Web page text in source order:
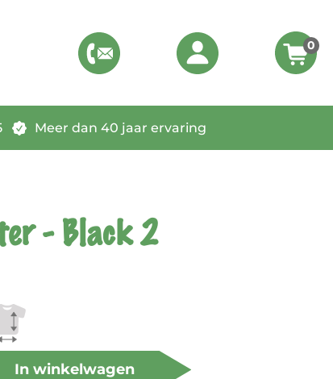
0
Meer dan 40 jaar ervaring
- Black 2
In winkelwagen